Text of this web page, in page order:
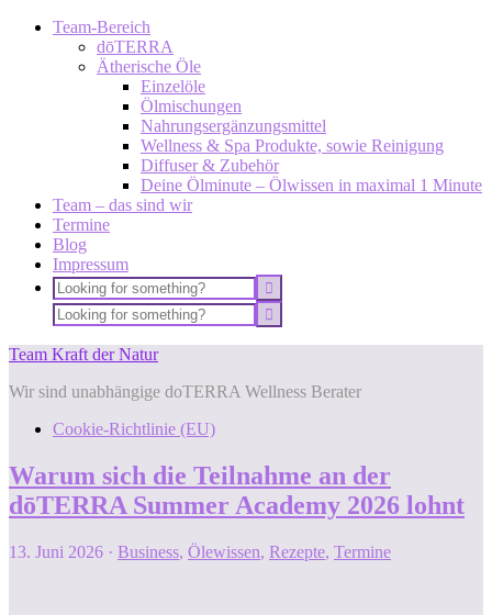
Team-Bereich
dōTERRA
Ätherische Öle
Einzelöle
Ölmischungen
Nahrungsergänzungsmittel
Wellness & Spa Produkte, sowie Reinigung
Diffuser & Zubehör
Deine Ölminute – Ölwissen in maximal 1 Minute
Team – das sind wir
Termine
Blog
Impressum
Team Kraft der Natur
Wir sind unabhängige doTERRA Wellness Berater
Cookie-Richtlinie (EU)
Warum sich die Teilnahme an der
dōTERRA Summer Academy 2026 lohnt
13. Juni 2026 · Business, Ölewissen, Rezepte, Termine